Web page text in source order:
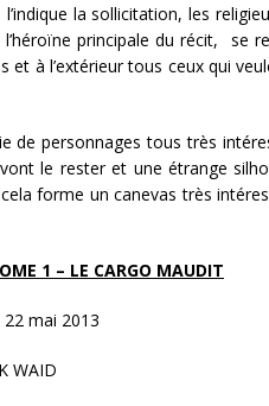
la sollicitation, les
principale du récit, se
et à l’extérieur tous ceux qui
de personnages tous très
le rester et une étrange
forme un canevas très
1 – LE CARGO MAUDIT
22 mai 2013
WAID